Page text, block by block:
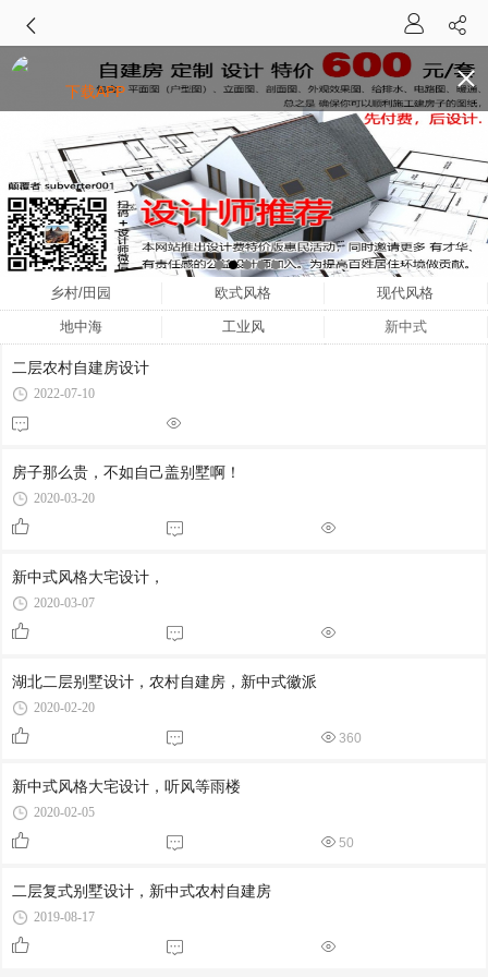
乡村/田园 欧式风格 现代风格
地中海 工业风 新中式
二层农村自建房设计
2022-07-10
房子那么贵，不如自己盖别墅啊！
2020-03-20
新中式风格大宅设计，
2020-03-07
湖北二层别墅设计，农村自建房，新中式徽派
2020-02-20
360
新中式风格大宅设计，听风等雨楼
2020-02-05
50
二层复式别墅设计，新中式农村自建房
2019-08-17
下载APP